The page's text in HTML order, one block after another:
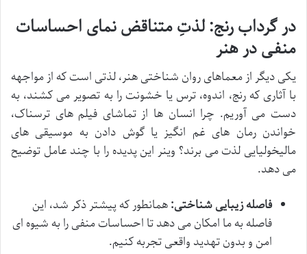
در گرداب رنج: لذتِ متناقض نمای احساسات
منفی در هنر
یکی دیگر از معماهای روان شناختی هنر، لذتی است که از مواجهه
با آثاری که رنج، اندوه، ترس یا خشونت را به تصویر می کشند، به
دست می آوریم. چرا انسان ها از تماشای فیلم های ترسناک،
خواندن رمان های غم انگیز یا گوش دادن به موسیقی های
مالیخولیایی لذت می برند؟ وینر این پدیده را با چند عامل توضیح
می دهد.
فاصله زیبایی شناختی:همانطور که پیشتر ذکر شد، این
فاصله به ما امکان می دهد تا احساسات منفی را به شیوه ای
امن و بدون تهدید واقعی تجربه کنیم.